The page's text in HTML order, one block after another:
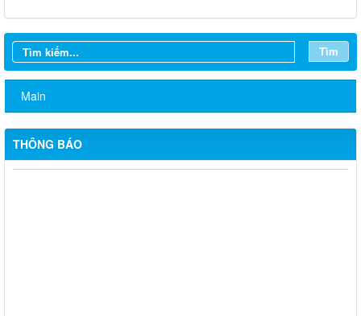
Tìm
Main
THÔNG BÁO
Thông báo rà soát việc cấp Giấy chứng nhận quyền sử dụng